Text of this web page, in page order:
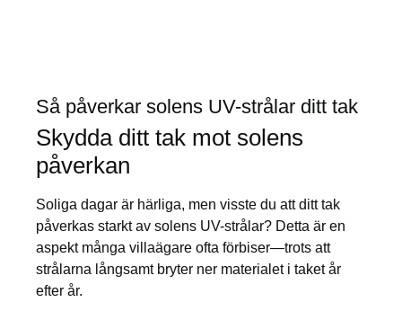
Så påverkar solens UV-strålar ditt tak
Skydda ditt tak mot solens
påverkan
Soliga dagar är härliga, men visste du att ditt tak
påverkas starkt av solens UV-strålar? Detta är en
aspekt många villaägare ofta förbiser—trots att
strålarna långsamt bryter ner materialet i taket år
efter år.